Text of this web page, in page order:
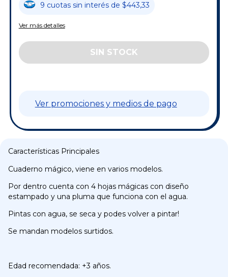
9 cuotas sin interés de $443,33
Ver más detalles
Ver promociones y medios de pago
Características Principales
Cuaderno mágico, viene en varios modelos.
Por dentro cuenta con 4 hojas mágicas con diseño
estampado y una pluma que funciona con el agua.
Pintas con agua, se seca y podes volver a pintar!
Se mandan modelos surtidos.
Edad recomendada: +3 años.